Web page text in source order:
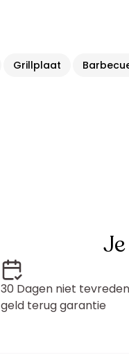
Grillplaat
30 Dagen niet tevreden
geld terug garantie